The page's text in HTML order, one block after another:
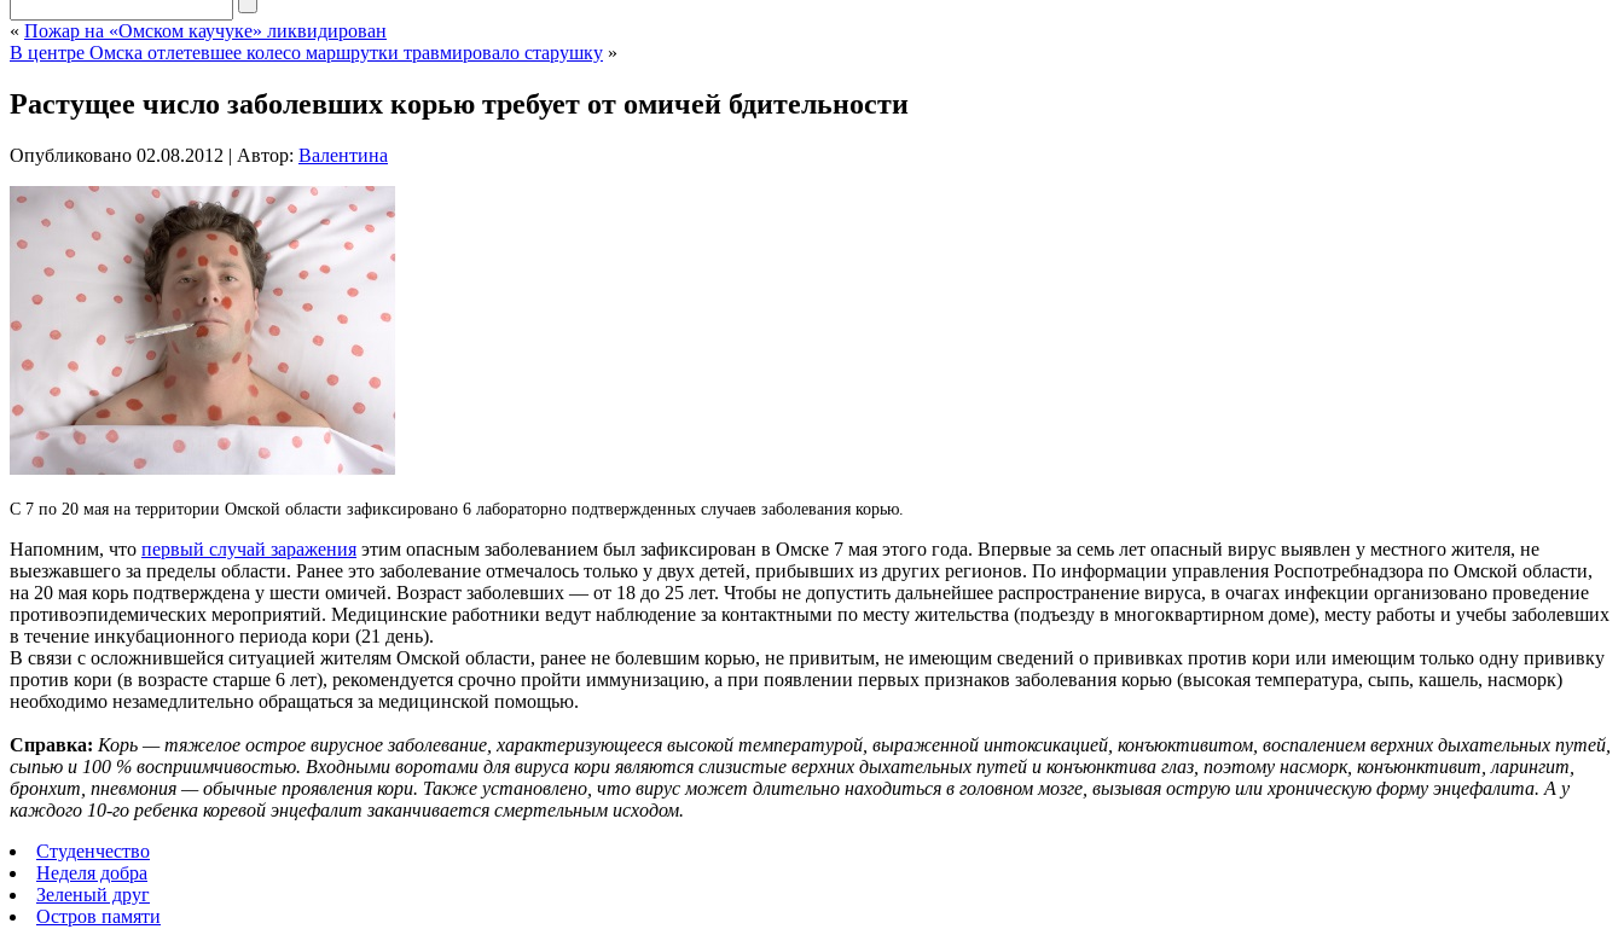
« Пожар на «Омском каучуке» ликвидирован
В центре Омска отлетевшее колесо маршрутки травмировало старушку »
Растущее число заболевших корью требует от омичей бдительности
Опубликовано 02.08.2012 | Автор: Валентина
С 7 по 20 мая на территории Омской области зафиксировано 6 лабораторно подтвержденных случаев заболевания корью.
Напомним, что первый случай заражения этим опасным заболеванием был зафиксирован в Омске 7 мая этого года. Впервые за семь лет опасный вирус выявлен у местного жителя, не
выезжавшего за пределы области. Ранее это заболевание отмечалось только у двух детей, прибывших из других регионов. По информации управления Роспотребнадзора по Омской области,
на 20 мая корь подтверждена у шести омичей. Возраст заболевших — от 18 до 25 лет. Чтобы не допустить дальнейшее распространение вируса, в очагах инфекции организовано проведение
противоэпидемических мероприятий. Медицинские работники ведут наблюдение за контактными по месту жительства (подъезду в многоквартирном доме), месту работы и учебы заболевших
в течение инкубационного периода кори (21 день).
В связи с осложнившейся ситуацией жителям Омской области, ранее не болевшим корью, не привитым, не имеющим сведений о прививках против кори или имеющим только одну прививку
против кори (в возрасте старше 6 лет), рекомендуется срочно пройти иммунизацию, а при появлении первых признаков заболевания корью (высокая температура, сыпь, кашель, насморк)
необходимо незамедлительно обращаться за медицинской помощью.
Справка: Корь — тяжелое острое вирусное заболевание, характеризующееся высокой температурой, выраженной интоксикацией, конъюктивитом, воспалением верхних дыхательных путей,
сыпью и 100 % восприимчивостью. Входными воротами для вируса кори являются слизистые верхних дыхательных путей и конъюнктива глаз, поэтому насморк, конъюнктивит, ларингит,
бронхит, пневмония — обычные проявления кори. Также установлено, что вирус может длительно находиться в головном мозге, вызывая острую или хроническую форму энцефалита. А у
каждого 10-го ребенка коревой энцефалит заканчивается смертельным исходом.
Студенчество
Неделя добра
Зеленый друг
Остров памяти